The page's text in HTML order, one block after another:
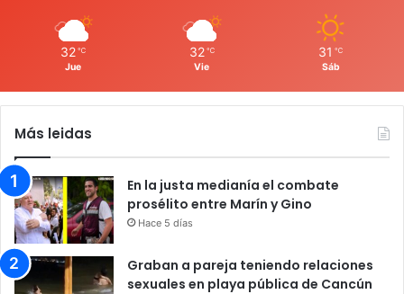
32 ℃
Jue
32 ℃
Vie
31 ℃
Sáb
Más leidas
En la justa medianía el combate
prosélito entre Marín y Gino
Hace 5 días
Graban a pareja teniendo relaciones
sexuales en playa pública de Cancún